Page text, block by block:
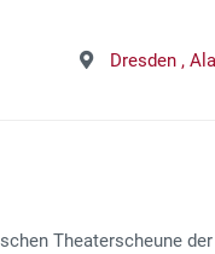
Dresden ,
Theaterscheune